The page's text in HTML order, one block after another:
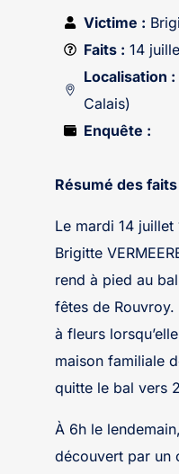
Victime :
Faits : 14
Localisation :
Calais)
Enquête :
Résumé des faits
Le mardi 14
Brigitte
rend à pied au
fêtes de Rouvroy.
à fleurs
maison familiale
quitte le bal vers
À 6h le
découvert par un